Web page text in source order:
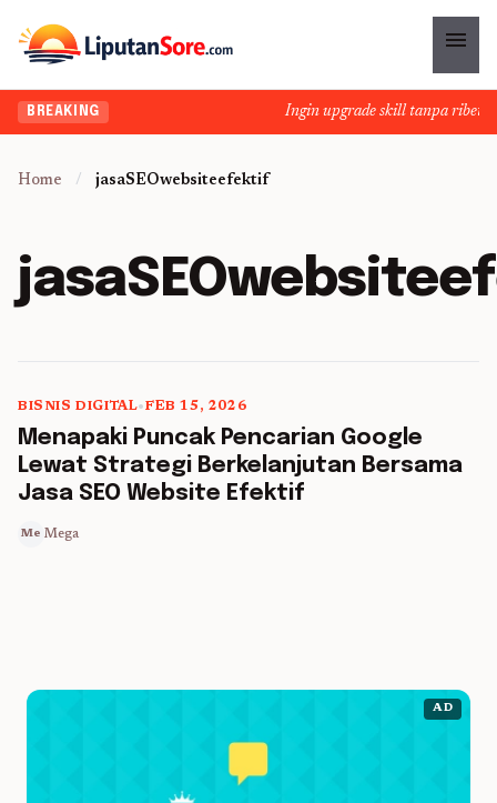
menu
BREAKING Ingin upgrade skill tanpa ribet?
Home / jasaSEOwebsiteefektif
5 min read
BISNIS DIGITAL•FEB 15, 2026
Menapaki Puncak Pencarian Google
Lewat Strategi Berkelanjutan Bersama
Jasa SEO Website Efektif
Me Mega
AD